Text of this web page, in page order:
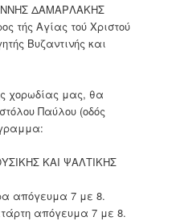
ΔΑΜΑΡΛΑΚΗΣ
τής Αγίας τού Χριστού
Βυζαντινής και
χορωδίας μας, θα
Παύλου (οδός
ΚΑΙ ΨΑΛΤΙΚΗΣ
απόγευμα 7 με 8.
απόγευμα 7 με 8.